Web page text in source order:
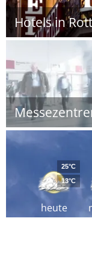
Hotels in
heute
25°C
13°C